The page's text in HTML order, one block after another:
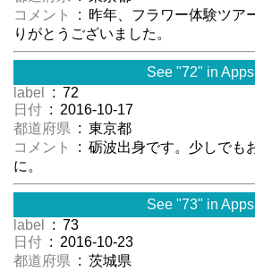
コメント
: 昨年、フラワー体験ツア
りがとうございました。
See "72" in Apps
label
: 72
日付 : 2016-10-17
都道府県 : 東京都
コメント
: 砺波出身です。少しでも
に。
See "73" in Apps
label
: 73
日付 : 2016-10-23
都道府県 : 茨城県